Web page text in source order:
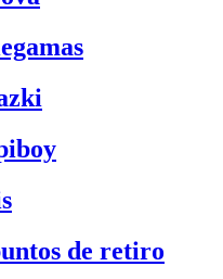
de retiro